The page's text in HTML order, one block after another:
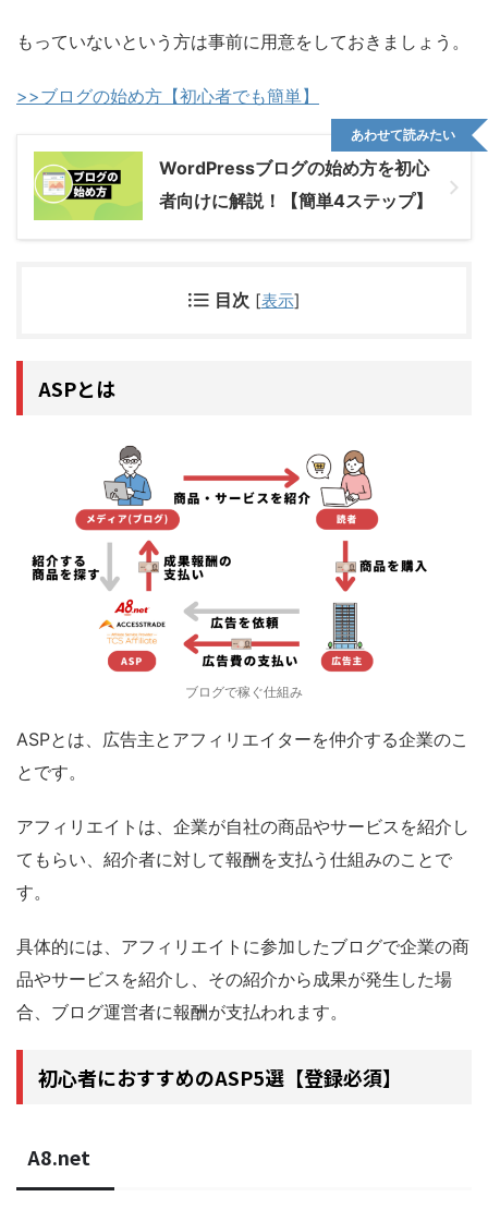
もっていないという方は事前に用意をしておきましょう。
>>ブログの始め方【初心者でも簡単】
WordPressブログの始め方を初心
者向けに解説！【簡単4ステップ】
あわせて読みたい
目次 [表示]
ASPとは
ブログで稼ぐ仕組み
ASPとは、広告主とアフィリエイターを仲介する企業のこ
とです。
アフィリエイトは、企業が自社の商品やサービスを紹介し
てもらい、紹介者に対して報酬を支払う仕組みのことで
す。
具体的には、アフィリエイトに参加したブログで企業の商
品やサービスを紹介し、その紹介から成果が発生した場
合、ブログ運営者に報酬が支払われます。
初心者におすすめのASP5選【登録必須】
A8.net